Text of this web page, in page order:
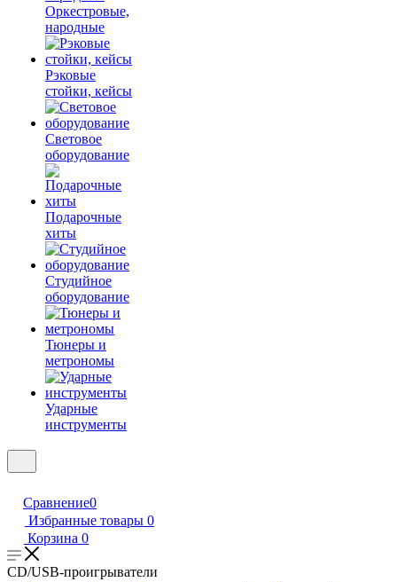
Оркестровые,
народные
Рэковые
стойки, кейсы
Световое
оборудование
Подарочные
хиты
Студийное
оборудование
Тюнеры и
метрономы
Ударные
инструменты
Сравнение0
Избранные товары 0
Корзина 0
CD/USB-проигрыватели